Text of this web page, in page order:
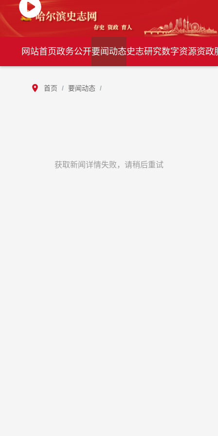
网站首页政务公开要闻动态史志研究数字资源资政
首页 / 要闻动态 /
获取新闻详情失败，请稍后重试